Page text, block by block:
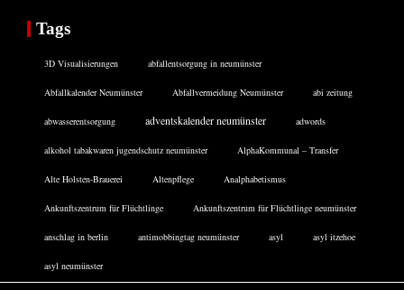
Tags
3D Visualisierungen abfallentsorgung in neumünster
Abfallkalender Neumünster Abfallvermeidung Neumünster abi zeitung
abwasserentsorgung adventskalender neumünster adwords
alkohol tabakwaren jugendschutz neumünster AlphaKommunal – Transfer
Alte Holsten-Brauerei Altenpflege Analphabetismus
Ankunftszentrum für Flüchtlinge Ankunftszentrum für Flüchtlinge neumünster
anschlag in berlin antimobbingtag neumünster asyl asyl itzehoe
asyl neumünster